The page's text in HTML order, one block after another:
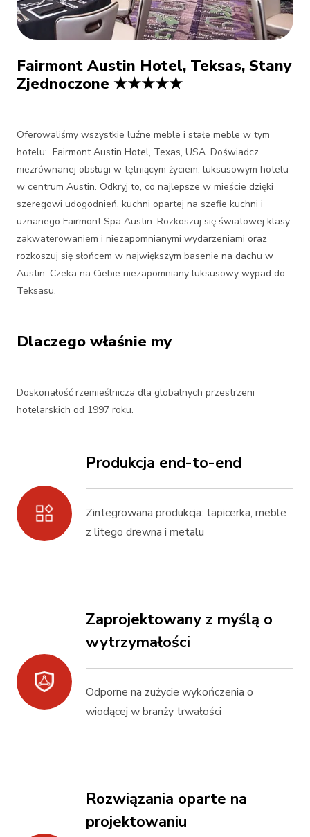
Fairmont Austin Hotel, Teksas, Stany
Zjednoczone ★★★★★
Oferowaliśmy wszystkie luźne meble i stałe meble w tym
hotelu: Fairmont Austin Hotel, Texas, USA. Doświadcz
niezrównanej obsługi w tętniącym życiem, luksusowym hotelu
w centrum Austin. Odkryj to, co najlepsze w mieście dzięki
szeregowi udogodnień, kuchni opartej na szefie kuchni i
uznanego Fairmont Spa Austin. Rozkoszuj się światowej klasy
zakwaterowaniem i niezapomnianymi wydarzeniami oraz
rozkoszuj się słońcem w największym basenie na dachu w
Austin. Czeka na Ciebie niezapomniany luksusowy wypad do
Teksasu.
Dlaczego właśnie my
Doskonałość rzemieślnicza dla globalnych przestrzeni
hotelarskich od 1997 roku.
Produkcja end-to-end
Zintegrowana produkcja: tapicerka, meble
z litego drewna i metalu
Zaprojektowany z myślą o
wytrzymałości
Odporne na zużycie wykończenia o
wiodącej w branży trwałości
Rozwiązania oparte na
projektowaniu